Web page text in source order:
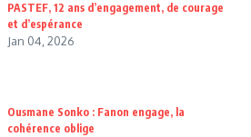
PASTEF, 12 ans d’engagement, de courage
et d’espérance
Jan 04, 2026
Ousmane Sonko : Fanon engage, la
cohérence oblige